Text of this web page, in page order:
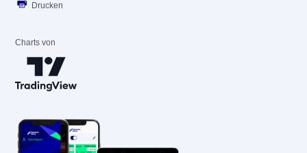
Drucken
Charts von